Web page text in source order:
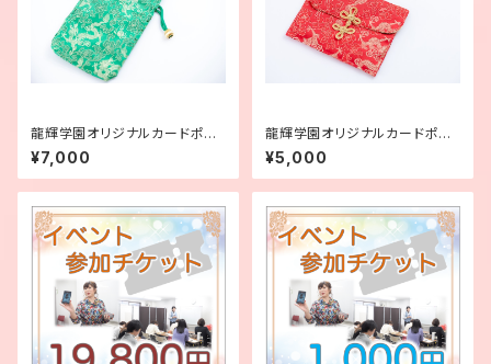
龍輝学園オリジナルカードポー
チ（大）グリーン
¥7,000
龍輝学園オリジナルカードポー
チ（中）レッド
¥5,000